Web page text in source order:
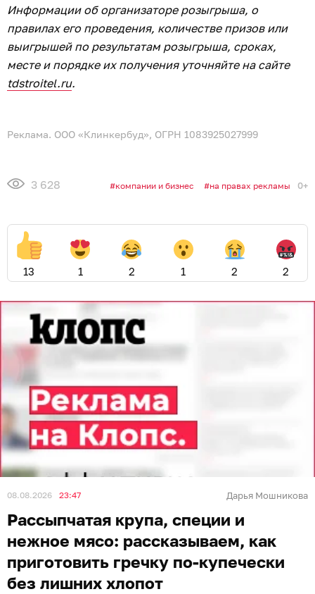
Информации об организаторе розыгрыша, о
правилах его проведения, количестве призов или
выигрышей по результатам розыгрыша, сроках,
месте и порядке их получения уточняйте на сайте
tdstroitel.ru.
Реклама. ООО «Клинкербуд», ОГРН 1083925027999
3 628 компании и бизнес на правах рекламы 0+
13 1 2 1 2 2
08.08.2026 23:47 Дарья Мошникова
Рассыпчатая крупа, специи и
нежное мясо: рассказываем, как
приготовить гречку по-купечески
без лишних хлопот